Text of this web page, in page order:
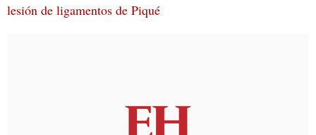
lesión de ligamentos de Piqué